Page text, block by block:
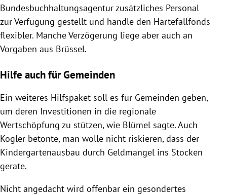
Bundesbuchhaltungsagentur zusätzliches Personal
zur Verfügung gestellt und handle den Härtefallfonds
flexibler. Manche Verzögerung liege aber auch an
Vorgaben aus Brüssel.
Hilfe auch für Gemeinden
Ein weiteres Hilfspaket soll es für Gemeinden geben,
um deren Investitionen in die regionale
Wertschöpfung zu stützen, wie Blümel sagte. Auch
Kogler betonte, man wolle nicht riskieren, dass der
Kindergartenausbau durch Geldmangel ins Stocken
gerate.
Nicht angedacht wird offenbar ein gesondertes